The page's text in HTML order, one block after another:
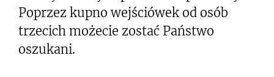
Poprzez kupno wejściówek od osób
trzecich możecie zostać Państwo
oszukani.